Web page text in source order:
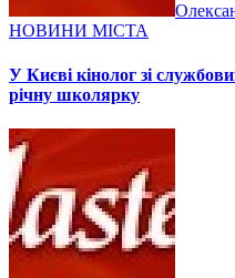
НОВИНИ МІСТА
У Києві кінолог зі
річну школярку